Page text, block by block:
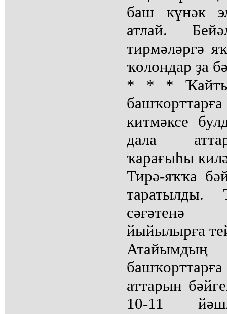
баш күнәк
атлай.
тирмәләргә
ҡолондар ҙа
* * *
китмәксе
дала
ҡарағыһы
Тирә-яҡҡа
таратылды.
сәғәтенә
йыйылырға
аттарын
10-11